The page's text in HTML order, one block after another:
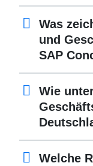
Was
und
SAP
Wie
Welche